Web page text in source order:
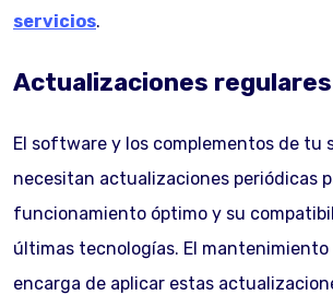
servicios.
Actualizaciones regulares
El software y los complementos de tu
necesitan actualizaciones periódicas
funcionamiento óptimo y su
últimas tecnologías. El
encarga de aplicar estas